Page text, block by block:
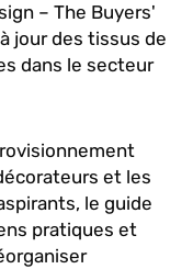
– The Buyers'
jour des tissus de
dans le secteur
et les
le guide
pratiques et